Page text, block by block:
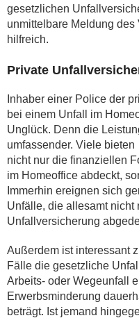
gesetzlichen
unmittelbare Meldung
hilfreich.
Private
Inhaber einer Police der
bei einem Unfall im
Unglück. Denn die
umfassender. Viele
nicht nur die finanziellen
im Homeoffice abdeckt,
Immerhin ereignen sich
Unfälle, die allesamt nicht
Unfallversicherung
Außerdem ist interessant
Fälle die gesetzliche
Arbeits- oder Wegeunfall
Erwerbsminderung
beträgt. Ist jemand